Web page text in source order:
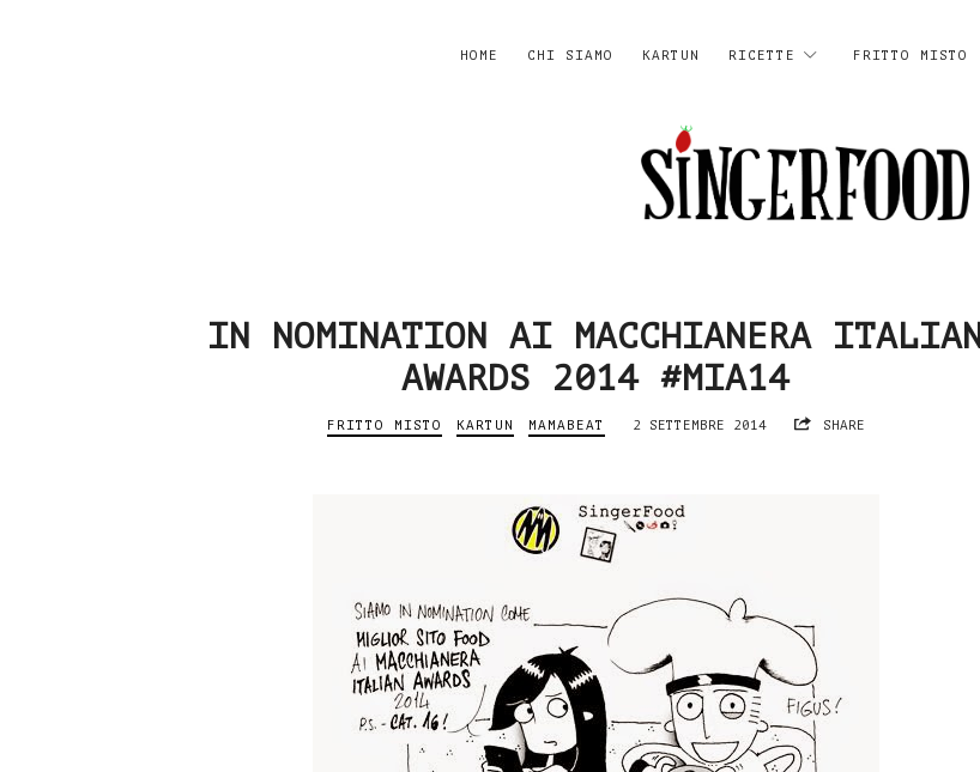
HOME CHI SIAMO KARTUN RICETTE FRITTO MISTO
SingerFood
IN NOMINATION AI MACCHIANERA ITALIAN
AWARDS 2014 #MIA14
FRITTO MISTO KARTUN MAMABEAT 2 SETTEMBRE 2014 SHARE